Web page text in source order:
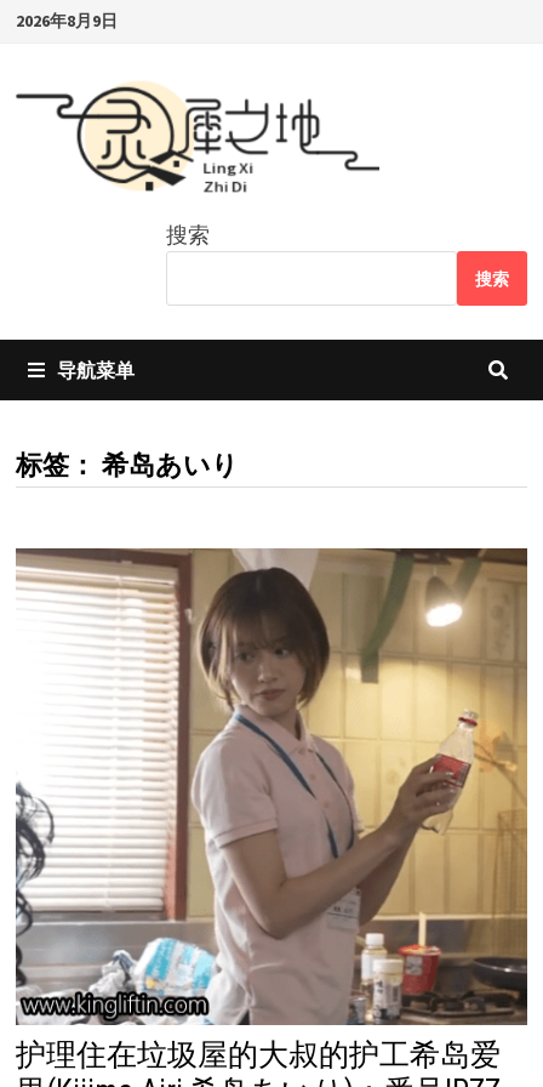
Skip2026年8月9日
搜索
搜索
导航菜单
标签： 希岛あいり
护理住在垃圾屋的大叔的护工希岛爱